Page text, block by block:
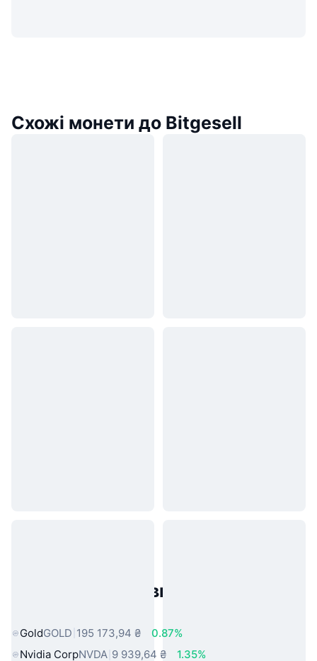
Схожі монети до Bitgesell
Популярні активи реального
GoldGOLD 195 173,94 ₴
0.87%
Nvidia CorpNVDA 9 939,64 ₴ 1.35%